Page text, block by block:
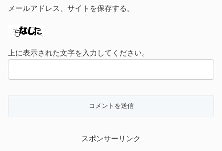
メールアドレス、サイトを保存する。
上に表示された文字を入力してください。
スポンサーリンク